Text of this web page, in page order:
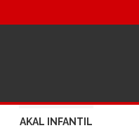
AKAL INFANTIL